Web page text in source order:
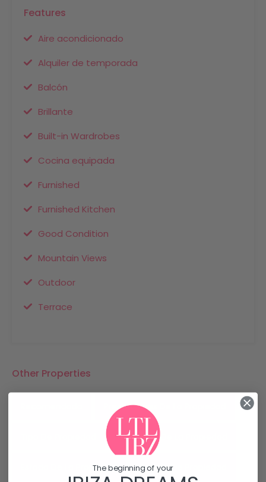
Features
Aire acondicionado
Alquiler de temporada
Balcón
Brillante
Built-in Wardrobes
Cocina equipada
Furnished
Furnished Kitchen
Good Condition
Mountain Views
Outdoor
Terrace
Other Properties
Prestaciones De La Propiedad
Ubicación De La Propiedad
Estado De La Propiedad Agente De Propiedad
The beginning of your